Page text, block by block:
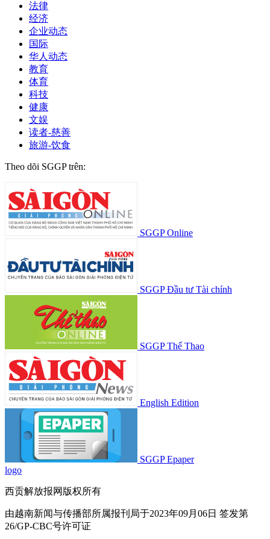
法律
经济
企业动态
国际
华人动态
教育
体育
科技
健康
文娱
读者-慈善
旅游-饮食
Theo dõi SGGP trên:
SGGP Online
SGGP Đầu tư Tài chính
SGGP Thể Thao
English Edition
SGGP Epaper
logo
西贡解放报网版权所有
由越南新闻与传播部所属报刊局于2023年09月06日 签发第
26/GP-CBC号许可证